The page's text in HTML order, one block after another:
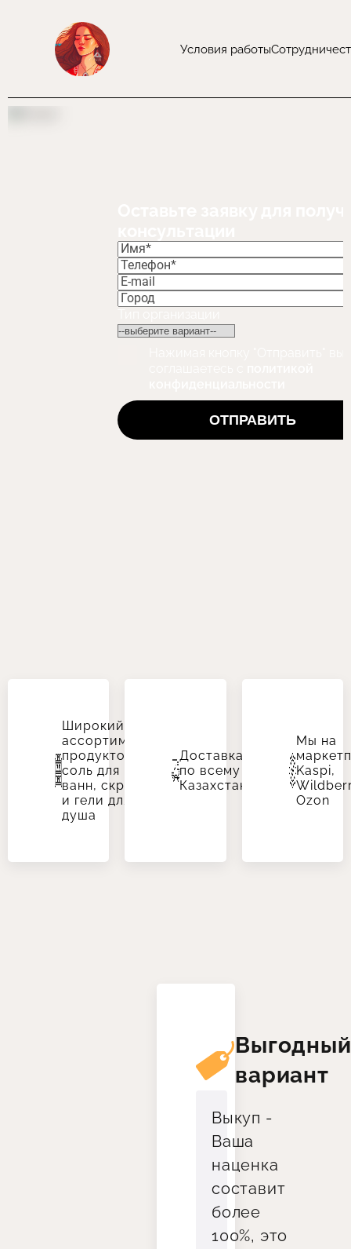
Условия работы
ОТПРАВИТЬ
Широкий
ассортимент
продуктов:
соль для
ванн, скрабы
и гели для
душа
Доставка
по всему
Казахстану
Мы на
Kaspi,
Ozon
Выгодный
вариант
Выкуп -
Ваша
наценка
составит
более
100%, это